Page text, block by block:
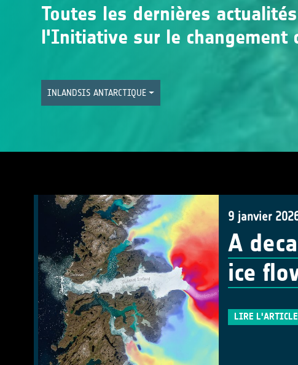
Toutes les dernières
l'Initiative sur le changement
INLANDSIS ANTARCTIQUE
9 janvier
A
ice
LIRE L'ARTICLE